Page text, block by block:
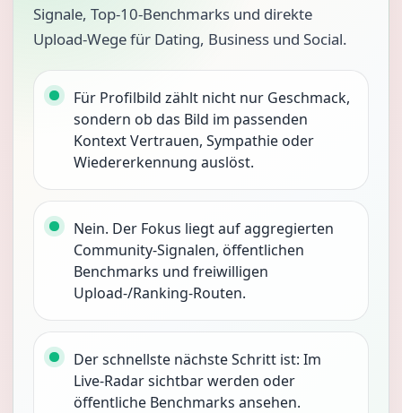
Signale, Top-10-Benchmarks und direkte
Upload-Wege für Dating, Business und Social.
Für Profilbild zählt nicht nur Geschmack,
sondern ob das Bild im passenden
Kontext Vertrauen, Sympathie oder
Wiedererkennung auslöst.
Nein. Der Fokus liegt auf aggregierten
Community-Signalen, öffentlichen
Benchmarks und freiwilligen
Upload-/Ranking-Routen.
Der schnellste nächste Schritt ist: Im
Live-Radar sichtbar werden oder
öffentliche Benchmarks ansehen.